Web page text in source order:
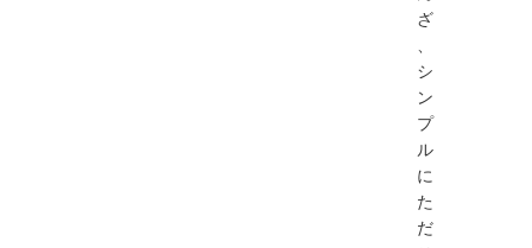
ざ
、
シ
ン
プ
ル
に
た
だ